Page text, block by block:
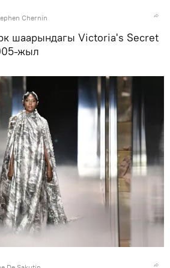
Chernin
шаарындагы Victoria's Secret
жыл